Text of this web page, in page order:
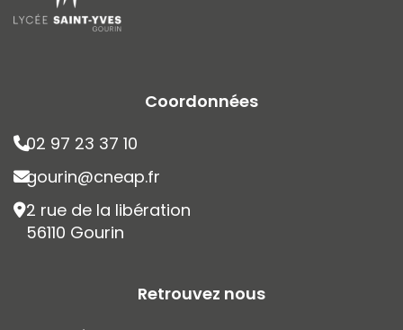
Coordonnées
02 97 23 37 10
gourin@cneap.fr
2 rue de la libération
56110 Gourin
Retrouvez nous